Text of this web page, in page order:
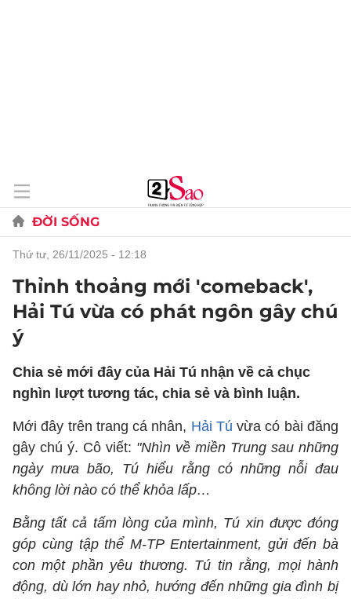
ĐỜI SỐNG
thứ tư, 26/11/2025 - 12:18
Thỉnh thoảng mới 'comeback',
Hải Tú vừa có phát ngôn gây chú
ý
Chia sẻ mới đây của Hải Tú nhận về cả chục
nghìn lượt tương tác, chia sẻ và bình luận.
Mới đây trên trang cá nhân, Hải Tú vừa có bài đăng
gây chú ý. Cô viết: "Nhìn về miền Trung sau những
ngày mưa bão, Tú hiểu rằng có những nỗi đau
không lời nào có thể khỏa lấp…
Bằng tất cả tấm lòng của mình, Tú xin được đóng
góp cùng tập thể M-TP Entertainment, gửi đến bà
con một phần yêu thương. Tú tin rằng, mọi hành
động, dù lớn hay nhỏ, hướng đến những gia đình bị